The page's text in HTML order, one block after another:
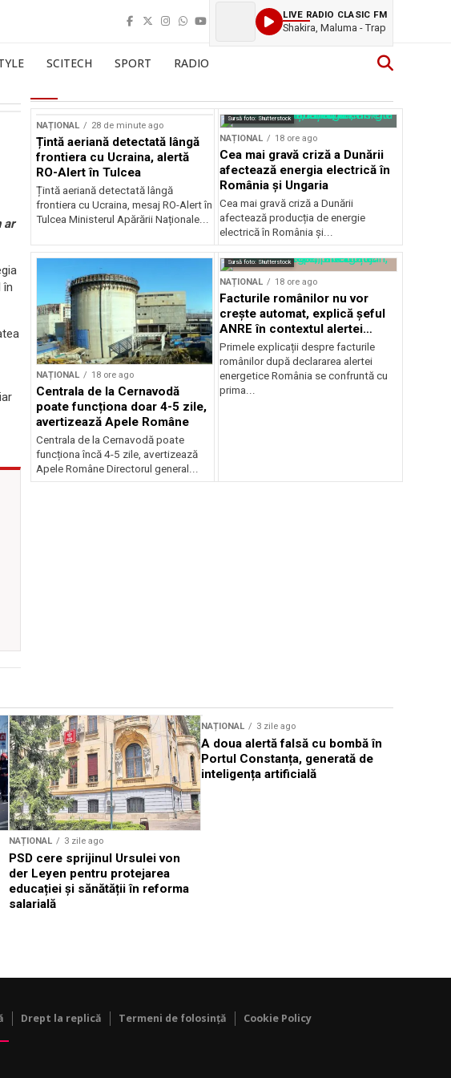
LIVE RADIO CLASIC FM
Shakira, Maluma - Trap
SCITECH SPORT RADIO
ar
în
NAȚIONAL 28 de minute ago
Țintă aeriană detectată lângă
frontiera cu Ucraina, alertă
RO-Alert în Tulcea
Țintă aeriană detectată lângă
frontiera cu Ucraina, mesaj RO-Alert în
Tulcea Ministerul Apărării Naționale...
Sursă foto: Shutterstock
NAȚIONAL 18 ore ago
Cea mai gravă criză a Dunării
afectează energia electrică în
România și Ungaria
Cea mai gravă criză a Dunării
afectează producția de energie
electrică în România și...
NAȚIONAL 18 ore ago
Centrala de la Cernavodă
poate funcționa doar 4-5 zile,
avertizează Apele Române
Centrala de la Cernavodă poate
funcționa încă 4-5 zile, avertizează
Apele Române Directorul general...
Sursă foto: Shutterstock
NAȚIONAL 18 ore ago
Facturile românilor nu vor
crește automat, explică șeful
ANRE în contextul alertei
energetice
Primele explicații despre facturile
românilor după declararea alertei
energetice România se confruntă cu
prima...
NAȚIONAL 3 zile ago
PSD cere sprijinul Ursulei von
der Leyen pentru protejarea
educației și sănătății în reforma
salarială
Sursă foto: Shutterstock
NAȚIONAL 3 zile ago
A doua alertă falsă cu bombă în
Portul Constanța, generată de
inteligența artificială
Drept la replică Termeni de folosință Cookie Policy